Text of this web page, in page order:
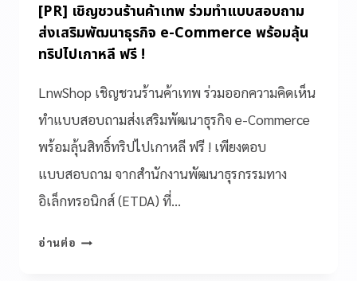
[PR] เชิญชวนร้านค้าเทพ ร่วมทำแบบสอบถาม
ส่งเสริมพัฒนาธุรกิจ e-Commerce พร้อมลุ้น
ทริปไปเกาหลี ฟรี !
LnwShop เชิญชวนร้านค้าเทพ ร่วมออกความคิดเห็น
ทำแบบสอบถามส่งเสริมพัฒนาธุรกิจ e-Commerce
พร้อมลุ้นสิทธิ์ทริปไปเกาหลี ฟรี ! เพียงตอบ
แบบสอบถาม จากสำนักงานพัฒนาธุรกรรมทาง
อิเล็กทรอนิกส์ (ETDA) ที่…
อ่านต่อ